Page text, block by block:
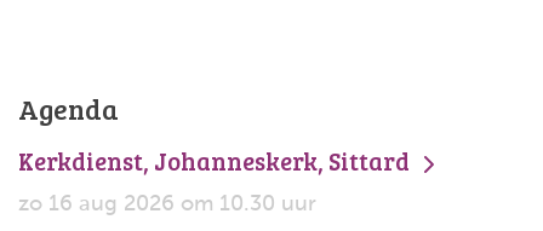
Agenda
Kerkdienst, Johanneskerk, Sittard
zo 16 aug 2026 om 10.30 uur